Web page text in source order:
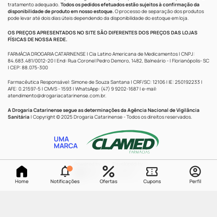
Home Notificações Ofertas Cupons Perfil
tratamento adequado. Todos os pedidos efetuados estão sujeitos à confirmação da
disponibilidade de produto em nosso estoque.O processo de separação dos produtos
pode levar até dois dias úteis dependendo da disponibilidade do estoque em loja.
OS PREÇOS APRESENTADOS NO SITE SÃO DIFERENTES DOS PREÇOS DAS LOJAS
FÍSICAS DE NOSSA REDE.
FARMÁCIA DROGARIA CATARINENSE | Cia Latino Americana de Medicamentos | CNPJ:
84.683.481/0012-20 | End: Rua Coronel Pedro Demoro, 1482, Balneário - | Florianópolis- SC
| CEP: 88.075-300
Farmacêutica Responsável: Simone de Souza Santana | CRF/SC: 12106 | IE: 250192233 |
AFE: 0.21597-5 | CMVS - 1593 | WhatsApp: (47) 9 9202-1687 | e-mail:
atendimento@drogariacatarinense.com.br.
A Drogaria Catarinense segue as determinações da Agência Nacional de Vigilância
Sanitária | Copyright © 2025 Drogaria Catarinense - Todos os direitos reservados.
UMA
MARCA